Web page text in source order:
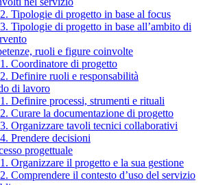
Tipologie di progetto in base al focus
Tipologie di progetto in base all’ambito di
ruoli e figure coinvolte
Coordinatore di progetto
Definire ruoli e responsabilità
di lavoro
Definire processi, strumenti e rituali
Curare la documentazione di progetto
Organizzare tavoli tecnici collaborativi
Prendere decisioni
progettuale
Organizzare il progetto e la sua gestione
Comprendere il contesto d’uso del servizio